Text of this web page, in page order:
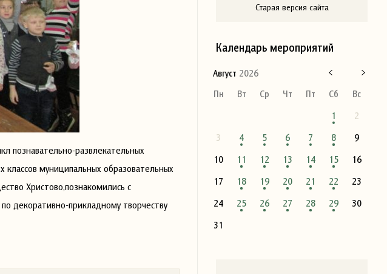
познавательно-развлекательных
муниципальных образовательных
Христово,познакомились с
декоративно-прикладному творчеству
Старая версия сайта
Календарь мероприятий
Август 2026
Пн
Вт Ср Чт Пт Сб
Вс
1
2
3
4 5 6 7 8
9
10
11 12 13 14 15
16
17
18 19 20 21 22
23
24
25 26 27 28 29
30
31